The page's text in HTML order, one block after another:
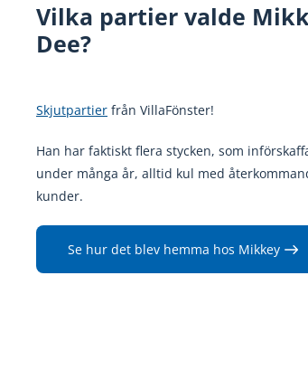
Vilka partier valde
Dee?
Skjutpartier från VillaFönster!
Han har faktiskt flera stycken, som
under många år, alltid kul med
kunder.
Se hur det blev hemma hos Mikkey